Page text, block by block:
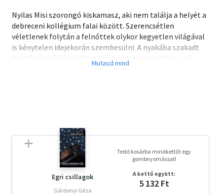
Nyilas Misi szorongó kiskamasz, aki nem találja a helyét a
debreceni kollégium falai között. Szerencsétlen
véletlenek folytán a felnőttek olykor kegyetlen világával
is kénytelen idejekorán szembesülni. A nyakába szakadt
felelősség súlyát addig-addig hordozza magában, míg
végül rá kell jönnie: „Én nem akarok debreceni diák lenni
ifjúsági regényként olvassuk és szeretjük Misi történetét.
Egri csillagok
Gárdonyi Géza
Tedd kosárba mindkettőt egy
gombnyomással!
A kettő együtt:
5 132 Ft